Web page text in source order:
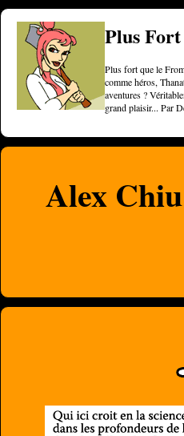
Plus
Plus fort que le
comme héros,
aventures ?
grand plaisir... Par
Alex